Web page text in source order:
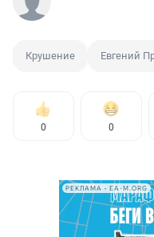
Крушение Евгений
0 0
РЕКЛАМА • EA-M.ORG